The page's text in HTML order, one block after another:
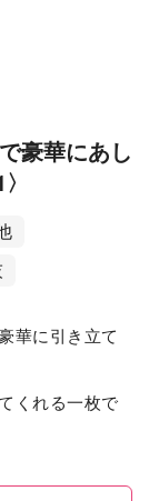
豪華にあし
華に引き立て
くれる一枚で